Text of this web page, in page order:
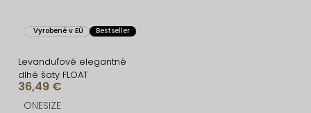
Vyrobené v EÚ Bestseller
Levanduľové elegantné
dlhé šaty FLOAT
36,49 €
ONESIZE